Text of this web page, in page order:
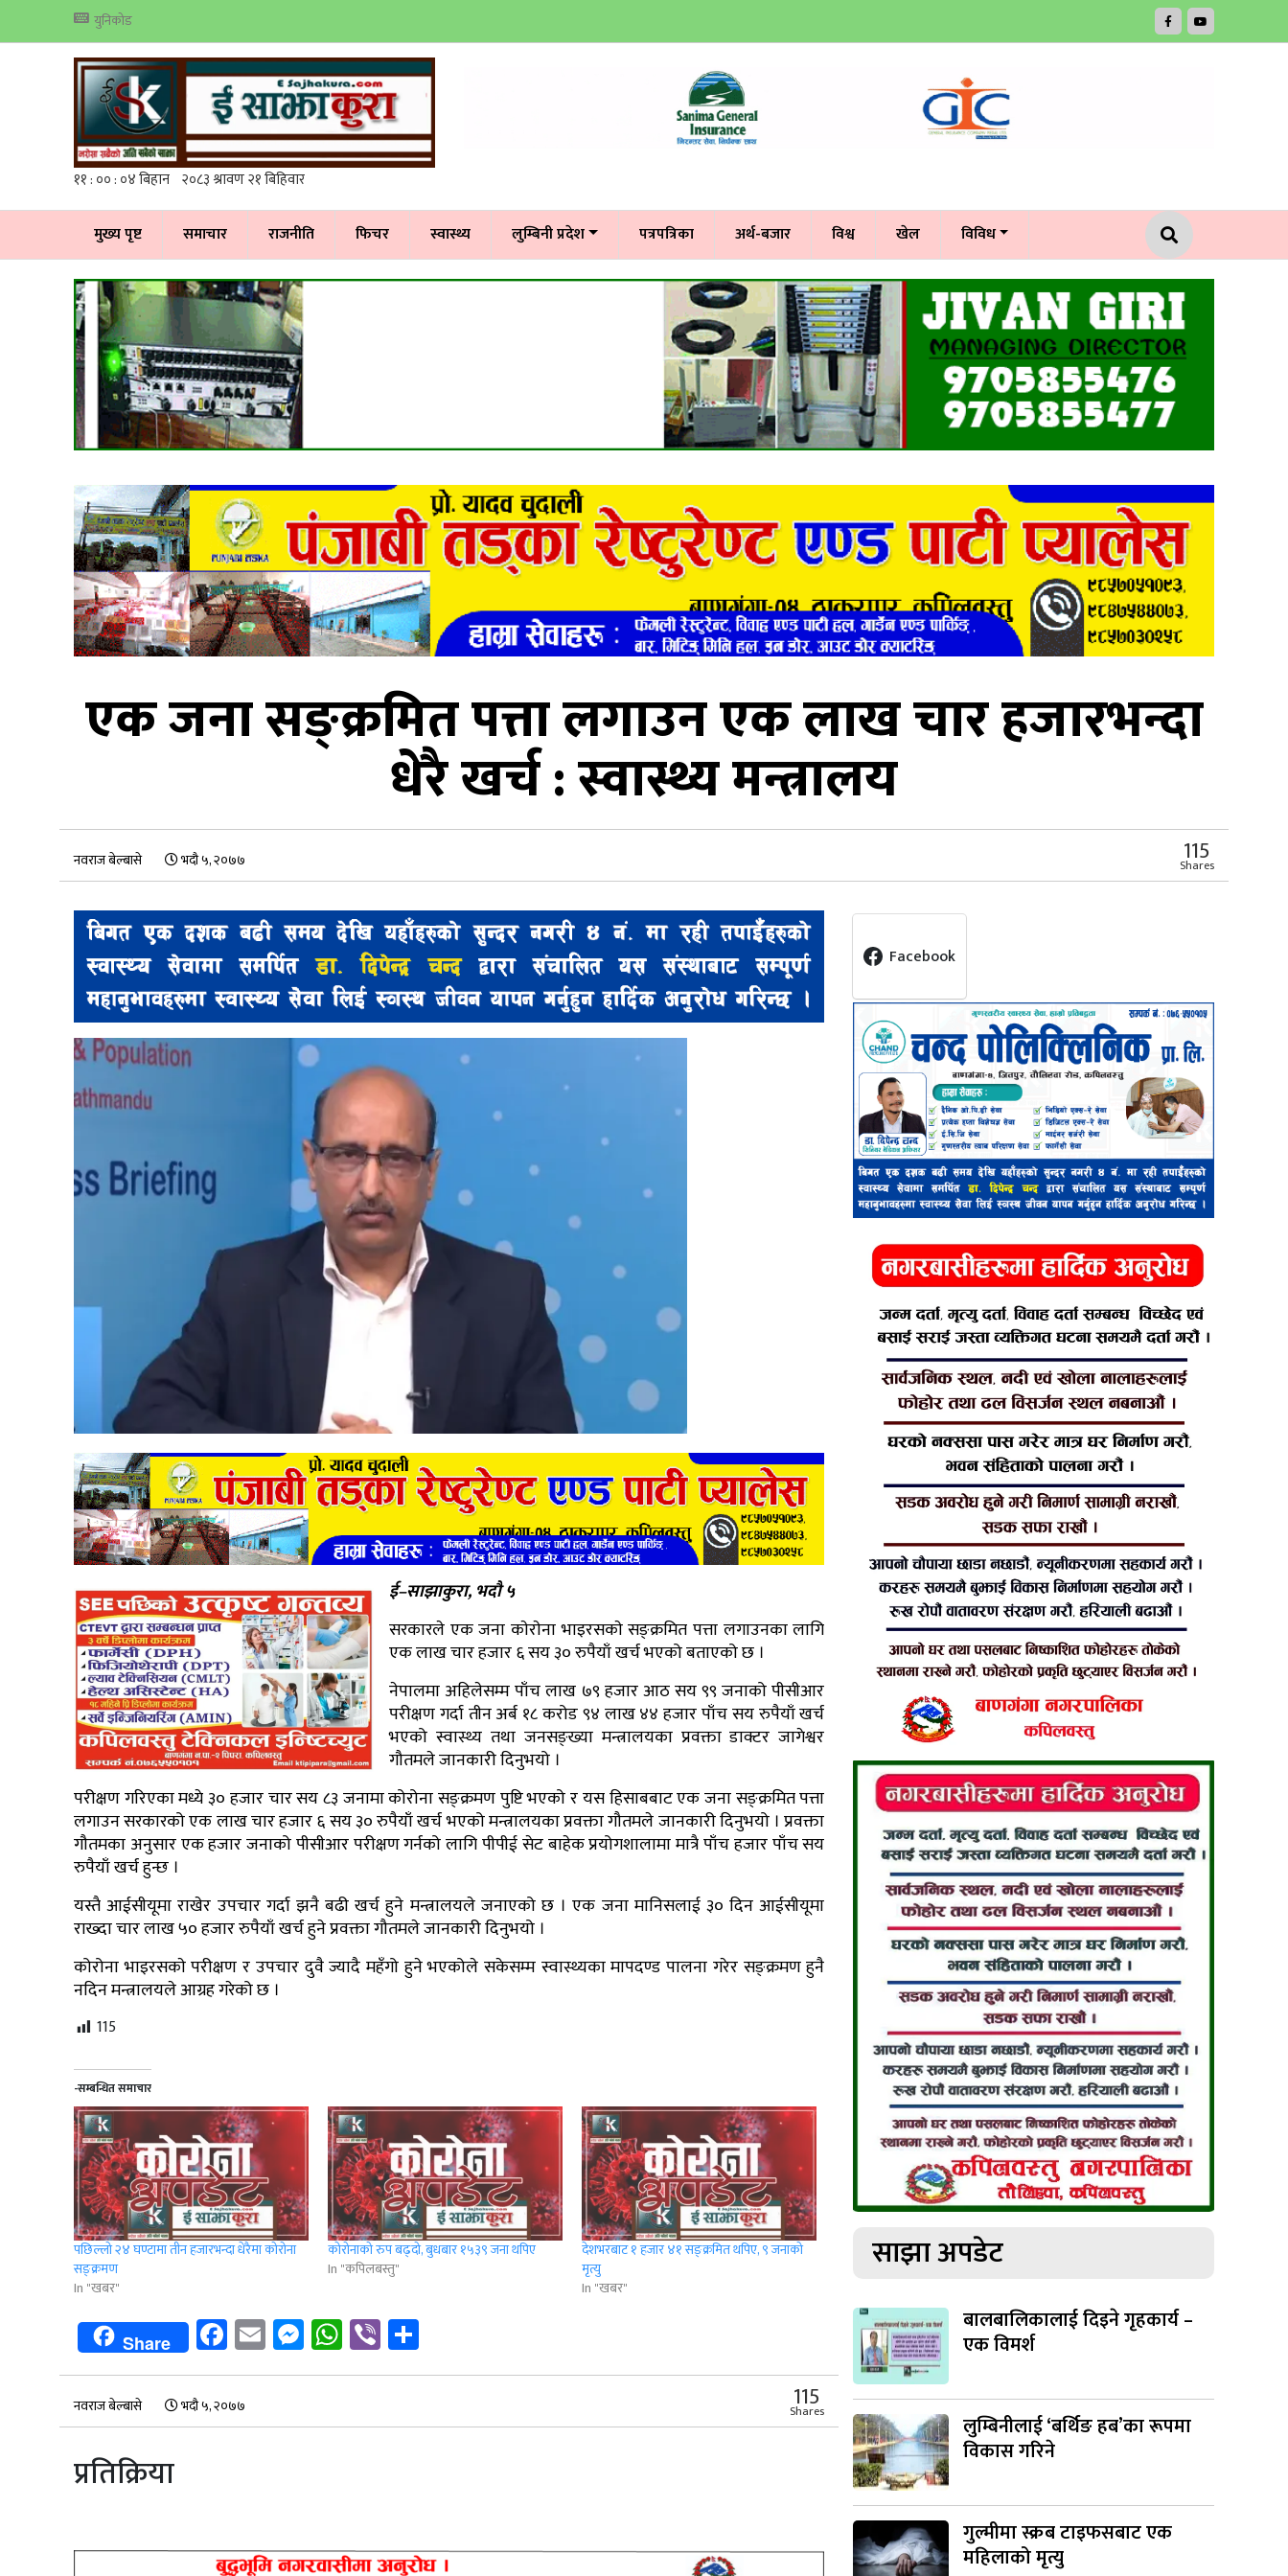
युनिकोड
मुख्य पृष्ट समाचार राजनीति फिचर स्वास्थ्य लुम्बिनी प्रदेश पत्रपत्रिका अर्थ-बजार विश्व खेल विविध
एक जना सङ्क्रमित पत्ता लगाउन एक लाख चार हजारभन्दा
धेरै खर्च : स्वास्थ्य मन्त्रालय
नवराज बेल्बासे भदौ ५, २०७७ 115
Shares
ई–साझाकुरा, भदौ ५
सरकारले एक जना काेराेना भाइरसकाे सङ्क्रमित पत्ता लगाउनका लागि
एक लाख चार हजार ६ सय ३० रुपैयाँ खर्च भएको बताएको छ ।
नेपालमा अहिलेसम्म पाँच लाख ७९ हजार आठ सय ९९ जनाको पीसीआर
परीक्षण गर्दा तीन अर्ब १८ करोड ९४ लाख ४४ हजार पाँच सय रुपैयाँ खर्च
भएको स्वास्थ्य तथा जनसङ्ख्या मन्त्रालयका प्रवक्ता डाक्टर जागेश्वर
गौतमले जानकारी दिनुभयो ।
परीक्षण गरिएका मध्ये ३० हजार चार सय ८३ जनामा कोरोना सङ्क्रमण पुष्टि भएको र यस हिसाबबाट एक जना सङ्क्रमित पत्ता
लगाउन सरकारको एक लाख चार हजार ६ सय ३० रुपैयाँ खर्च भएको मन्त्रालयका प्रवक्ता गौतमले जानकारी दिनुभयो । प्रवक्ता
गौतमका अनुसार एक हजार जनाको पीसीआर परीक्षण गर्नको लागि पीपीई सेट बाहेक प्रयोगशालामा मात्रै पाँच हजार पाँच सय
रुपैयाँ खर्च हुन्छ ।
यस्तै आईसीयूमा राखेर उपचार गर्दा झनै बढी खर्च हुने मन्त्रालयले जनाएको छ । एक जना मानिसलाई ३० दिन आईसीयूमा
राख्दा चार लाख ५० हजार रुपैयाँ खर्च हुने प्रवक्ता गौतमले जानकारी दिनुभयो ।
कोरोना भाइरसकाे परीक्षण र उपचार दुवै ज्यादै महँगो हुने भएकोले सकेसम्म स्वास्थ्यका मापदण्ड पालना गरेर सङ्क्रमण हुनै
नदिन मन्त्रालयले आग्रह गरेको छ ।
115
-सम्बन्धित समाचार
पछिल्लो २४ घण्टामा तीन हजारभन्दा धेरैमा कोरोना
सङ्क्रमण
In "खबर"
कोरोनाको रुप बढ्दो, बुधबार १५३९ जना थपिए
In "कपिलबस्तु"
देशभरबाट १ हजार ४१ सङ्क्रमित थपिए, ९ जनाको
मृत्यु
In "खबर"
Share Facebook
EmailMessenger
WhatsApp
Viber
नवराज बेल्बासे भदौ ५, २०७७ 115
Shares
प्रतिक्रिया
Facebook
साझा अपडेट
बालबालिकालाई दिइने गृहकार्य –
एक विमर्श
लुम्बिनीलाई ‘बर्थिङ हब’का रूपमा
विकास गरिने
गुल्मीमा स्क्रब टाइफसबाट एक
महिलाको मृत्यु